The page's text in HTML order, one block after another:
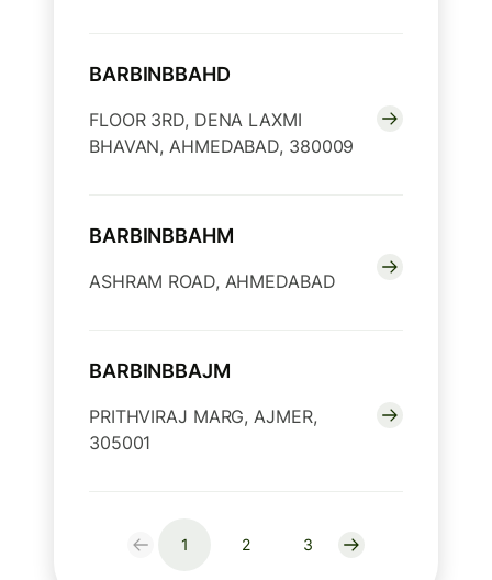
BARBINBBAHD
FLOOR 3RD, DENA LAXMI
BHAVAN, AHMEDABAD, 380009
BARBINBBAHM
ASHRAM ROAD, AHMEDABAD
BARBINBBAJM
PRITHVIRAJ MARG, AJMER,
305001
1 2 3